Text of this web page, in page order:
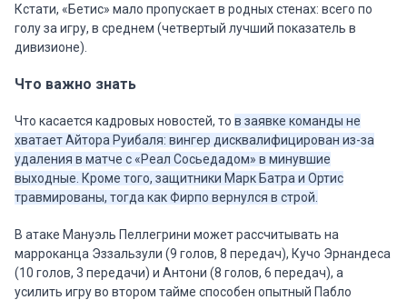
Кстати, «Бетис» мало пропускает в родных стенах: всего по
голу за игру, в среднем (четвертый лучший показатель в
дивизионе).
Что важно знать
Что касается кадровых новостей, то в заявке команды не
хватает Айтора Руибаля: вингер дисквалифицирован из-за
удаления в матче с «Реал Сосьедадом» в минувшие
выходные. Кроме того, защитники Марк Батра и Ортис
травмированы, тогда как Фирпо вернулся в строй.
В атаке Мануэль Пеллегрини может рассчитывать на
марроканца Эззальзули (9 голов, 8 передач), Кучо Эрнандеса
(10 голов, 3 передачи) и Антони (8 голов, 6 передач), а
усилить игру во втором тайме способен опытный Пабло